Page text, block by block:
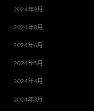
2024年9月
2024年8月
2024年6月
2024年5月
2024年4月
2024年3月